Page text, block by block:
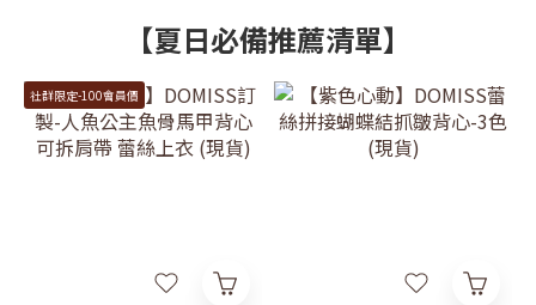
【夏日必備推薦清單】
社群限定-100會員價